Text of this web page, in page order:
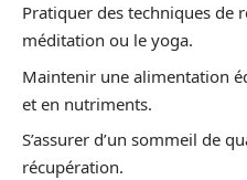
Pratiquer des techniques de
méditation ou le yoga.
Maintenir une alimentation
et en nutriments.
S’assurer d’un sommeil de
récupération.